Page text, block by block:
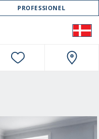
PROFESSIONEL